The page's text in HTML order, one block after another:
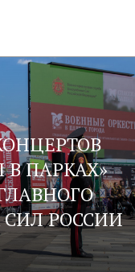
ПАРКАХ»
РОССИИ